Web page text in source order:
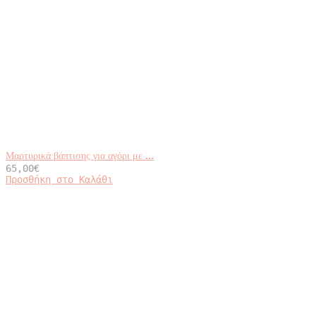
Μαρτυρικά βάπτισης για αγόρι με ...
65,00€
Προσθήκη στο Καλάθι